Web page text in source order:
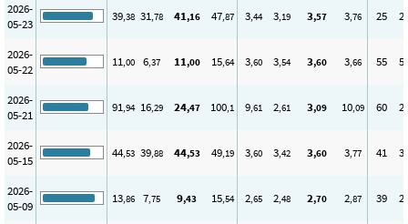
2026-
05-23
39,38 31,78 41,16 47,87 3,44 3,19 3,57 3,76 25
2026-
05-22
11,00 6,37 11,00 15,64 3,60 3,54 3,60 3,66 55
2026-
05-21
91,94 16,29 24,47 100,1 9,61 2,61 3,09 10,09 60
2026-
05-15
44,53 39,88 44,53 49,19 3,60 3,42 3,60 3,77 41
2026-
05-09
13,86 7,75 9,43 15,54 2,65 2,48 2,70 2,87 39